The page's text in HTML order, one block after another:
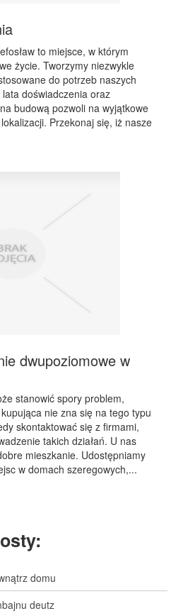
to miejsce, w którym
życie. Tworzymy niezwykle
do potrzeb naszych
doświadczenia oraz
budową pozwoli na wyjątkowe
Przekonaj się, iż nasze
dwupoziomowe w
stanowić spory problem,
nie zna się na tego typu
skontaktować się z firmami,
takich działań. U nas
mieszkanie. Udostępniamy
w domach szeregowych,...
domu
deutz